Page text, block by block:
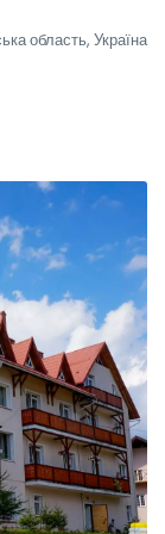
область, Україна